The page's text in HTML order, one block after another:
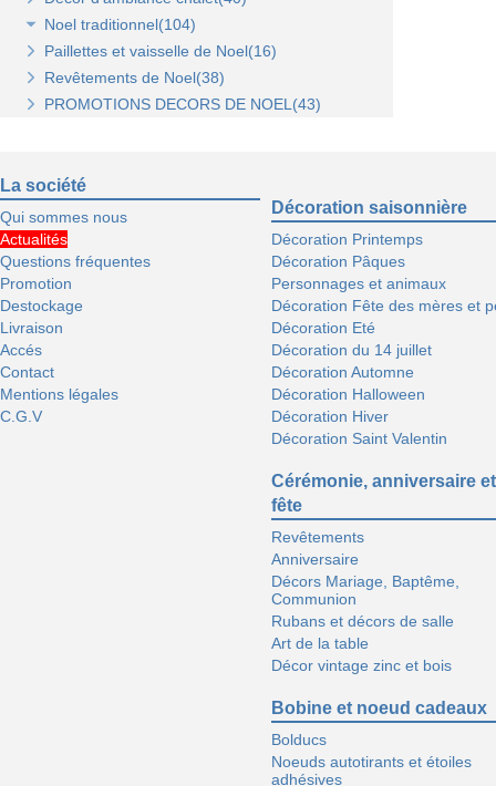
Noel traditionnel(104)
Décorations de sapin(45)
Stickers de Noel(23)
Centre de table, décors et cotillons(37)
Paillettes et vaisselle de Noel(16)
Revêtements de Noel(38)
PROMOTIONS DECORS DE NOEL(43)
La société
Qui sommes nous
Actualités
Questions fréquentes
Promotion
Destockage
Livraison
Accés
Contact
Mentions légales
C.G.V
Décoration saisonnière
Décoration Printemps
Décoration Pâques
Personnages et animaux
Décoration Fête des mères et
Décoration Eté
Décoration du 14 juillet
Décoration Automne
Décoration Halloween
Décoration Hiver
Décoration Saint Valentin
Cérémonie, anniversaire et
fête
Revêtements
Anniversaire
Décors Mariage, Baptême,
Communion
Rubans et décors de salle
Art de la table
Décor vintage zinc et bois
Bobine et noeud cadeaux
Bolducs
Noeuds autotirants et étoiles
adhésives